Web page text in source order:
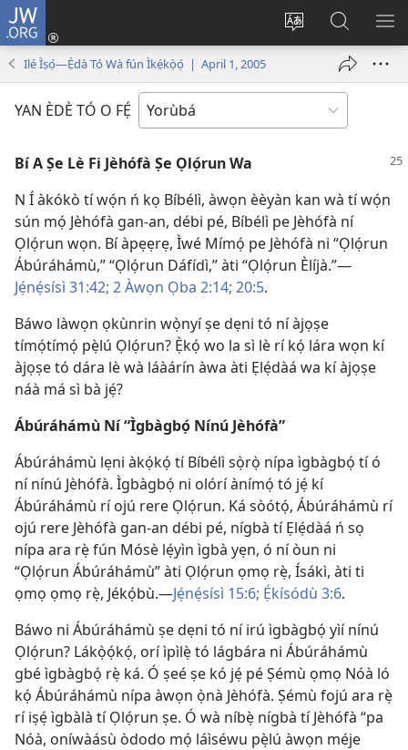
JW.ORG
Yí
pa
Wọlé
(opens
Wa
JW.ORG
Ilé Ìṣọ́—Ẹ̀dà Tó Wà fún Ìkẹ́kọ̀ọ́ | April 1, 2005
YAN ÈDÈ TÓ O FẸ́
Bí A Ṣe Lè Fi Jèhófà Ṣe Ọlọ́run Wa
N Í àkókò tí wọ́n ń kọ Bíbélì, àwọn èèyàn kan wà tí wọ́n
sún mọ́ Jèhófà gan-an, débi pé, Bíbélì pe Jèhófà ní
Ọlọ́run wọn. Bí àpẹẹrẹ, Ìwé Mímọ́ pe Jèhófà ni “Ọlọ́run
Ábúráhámù,” “Ọlọ́run Dáfídì,” àti “Ọlọ́run Èlíjà.”—
Jẹ́nẹ́sísì 31:42; 2 Àwọn Ọba 2:14; 20:5.
Báwo làwọn ọkùnrin wọ̀nyí ṣe dẹni tó ní àjọṣe
tímọ́tímọ́ pẹ̀lú Ọlọ́run? Ẹ̀kọ́ wo la sì lè rí kọ́ lára wọn kí
àjọṣe tó dára lè wà láàárín àwa àti Ẹlẹ́dàá wa kí àjọṣe
náà má sì bà jẹ́?
Ábúráhámù Ní “Ìgbàgbọ́ Nínú Jèhófà”
Ábúráhámù lẹni àkọ́kọ́ tí Bíbélì sọ̀rọ̀ nípa ìgbàgbọ́ tí ó
ní nínú Jèhófà. Ìgbàgbọ́ ni olórí ànímọ́ tó jẹ́ kí
Ábúráhámù rí ojú rere Ọlọ́run. Ká sòótọ́, Ábúráhámù rí
ojú rere Jèhófà gan-an débi pé, nígbà tí Ẹlẹ́dàá ń sọ
nípa ara rẹ̀ fún Mósè lẹ́yìn ìgbà yẹn, ó ní òun ni
“Ọlọ́run Ábúráhámù” àti Ọlọ́run ọmọ rẹ̀, Ísákì, àti ti
ọmọ ọmọ rẹ̀, Jékọ́bù.—Jẹ́nẹ́sísì 15:6; Ẹ́kísódù 3:6.
Báwo ni Ábúráhámù ṣe dẹni tó ní irú ìgbàgbọ́ yìí nínú
Ọlọ́run? Lákọ̀ọ́kọ́, orí ìpìlẹ̀ tó lágbára ni Ábúráhámù
gbé ìgbàgbọ́ rẹ̀ ká. Ó ṣeé ṣe kó jẹ́ pé Ṣémù ọmọ Nóà ló
kọ́ Ábúráhámù nípa àwọn ọ̀nà Jèhófà. Ṣémù fojú ara rẹ̀
rí iṣẹ́ ìgbàlà tí Ọlọ́run ṣe. Ó wà níbẹ̀ nígbà tí Jèhófà “pa
Nóà, oníwàásù òdodo mọ́ láìséwu pẹ̀lú àwọn méje